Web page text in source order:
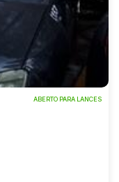
ABERTO PARA LANCES